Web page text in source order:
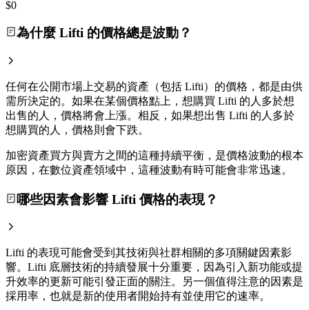
$0
為什麼 Lifti 的價格總是波動？
任何在公開市場上交易的資產（包括 Lifti）的價格，都是由供
需所決定的。如果在某個價格點上，想購買 Lifti 的人多於想
出售的人，價格將會上漲。相反，如果想出售 Lifti 的人多於
想購買的人，價格則會下跌。
加密資產買方與賣方之間的這種持續平衡，是價格波動的根本
原因，在數位資產領域中，這種波動有時可能會非常迅速。
哪些因素會影響 Lifti 價格的表現？
Lifti 的表現可能會受到其技術與社群相關的多項關鍵因素影
響。Lifti 底層技術的持續發展十分重要，因為引入新功能或提
升效率的更新可能引發正面的關注。另一個值得注意的因素是
採用率，也就是新的使用者開始持有並使用它的速率。